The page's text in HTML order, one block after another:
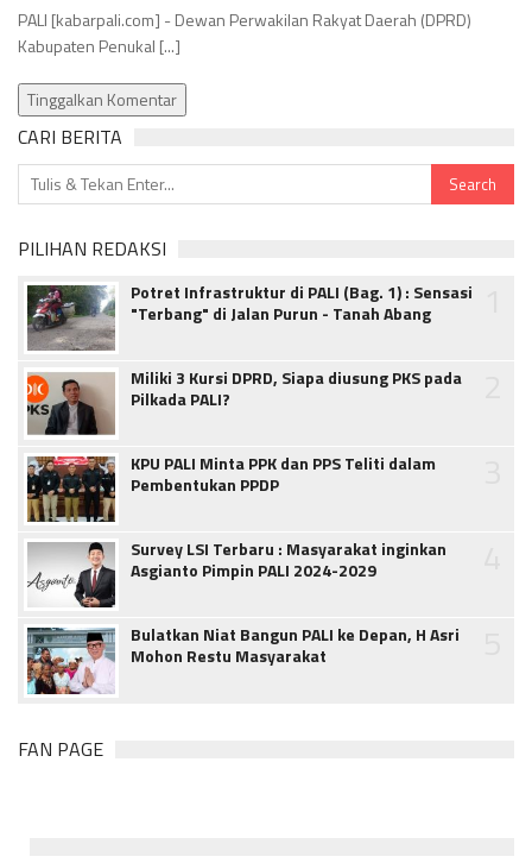
PALI [kabarpali.com] - Dewan Perwakilan Rakyat Daerah (DPRD)
Kabupaten Penukal [...]
Tinggalkan Komentar
CARI BERITA
PILIHAN REDAKSI
Potret Infrastruktur di PALI (Bag. 1) : Sensasi
"Terbang" di Jalan Purun - Tanah Abang
Miliki 3 Kursi DPRD, Siapa diusung PKS pada
Pilkada PALI?
KPU PALI Minta PPK dan PPS Teliti dalam
Pembentukan PPDP
Survey LSI Terbaru : Masyarakat inginkan
Asgianto Pimpin PALI 2024-2029
Bulatkan Niat Bangun PALI ke Depan, H Asri
Mohon Restu Masyarakat
FAN PAGE